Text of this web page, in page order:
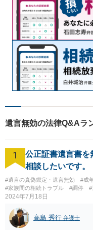
遺言無効の法律Q&Aラ
1
公正証書遺言書を
相談したいです。
#遺言の真偽鑑定・遺言無効 #成
#家族間の相続トラブル
#調停 #
2024年7月18日
高島 秀行 弁護士